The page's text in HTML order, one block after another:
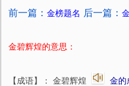
前一篇： 金榜题名 后一篇：
金碧辉煌的意思：
【成语】： 金碧辉煌
金的